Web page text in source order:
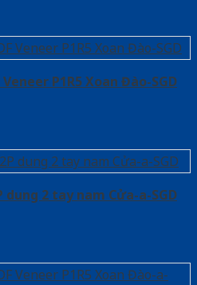
P1R5 Xoan Đào-SGD
dung 2 tay nam Cửa-a-SGD